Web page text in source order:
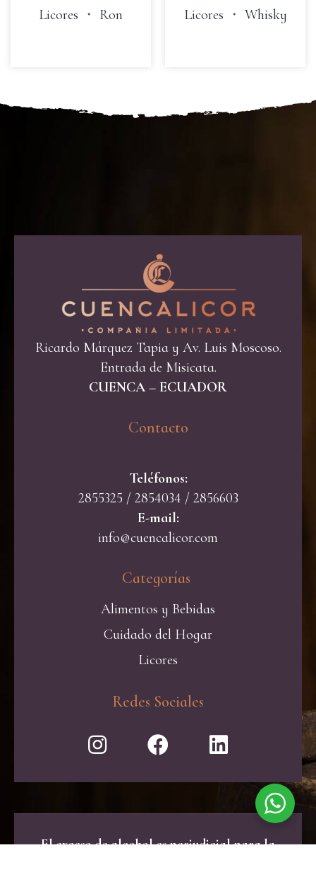
Licores ・ Ron
Licores ・ Whisky
Ricardo Márquez Tapia y Av. Luis Moscoso.
Entrada de Misicata.
CUENCA – ECUADOR
Contacto​
Teléfonos:
2855325 / 2854034 / 2856603
E-mail:
info@cuencalicor.com
Categorías ​
Alimentos y Bebidas
Cuidado del Hogar
Licores
Redes Sociales
El exceso de alcohol es perjudicial para la